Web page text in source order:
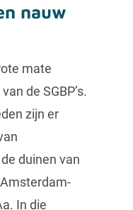
nauw
mate
de SGBP’s.
zijn er
duinen van
In die